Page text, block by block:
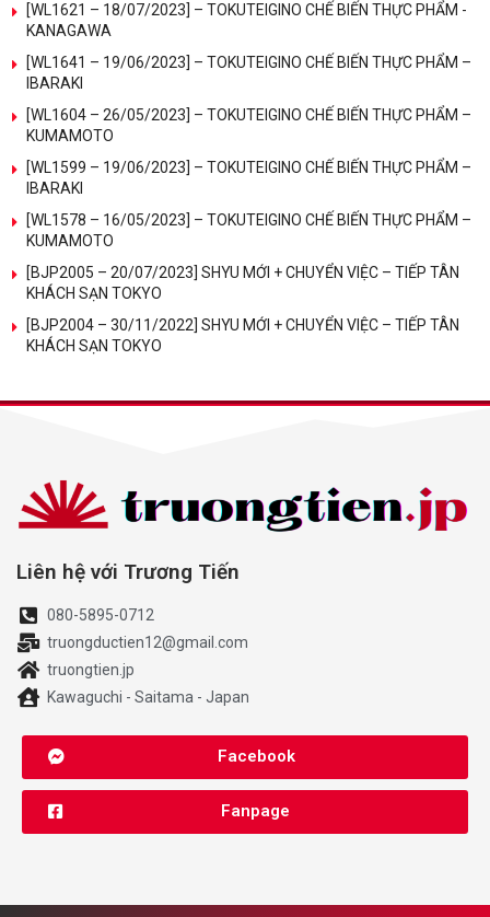
[WL1621 – 18/07/2023] – TOKUTEIGINO CHẾ BIẾN THỰC PHẨM -
KANAGAWA
[WL1641 – 19/06/2023] – TOKUTEIGINO CHẾ BIẾN THỰC PHẨM –
IBARAKI
[WL1604 – 26/05/2023] – TOKUTEIGINO CHẾ BIẾN THỰC PHẨM –
KUMAMOTO
[WL1599 – 19/06/2023] – TOKUTEIGINO CHẾ BIẾN THỰC PHẨM –
IBARAKI
[WL1578 – 16/05/2023] – TOKUTEIGINO CHẾ BIẾN THỰC PHẨM –
KUMAMOTO
[BJP2005 – 20/07/2023] SHYU MỚI + CHUYỂN VIỆC – TIẾP TÂN
KHÁCH SẠN TOKYO
[BJP2004 – 30/11/2022] SHYU MỚI + CHUYỂN VIỆC – TIẾP TÂN
KHÁCH SẠN TOKYO
Liên hệ với Trương Tiến
080-5895-0712
truongductien12@gmail.com
truongtien.jp
Kawaguchi - Saitama - Japan
Facebook
Fanpage